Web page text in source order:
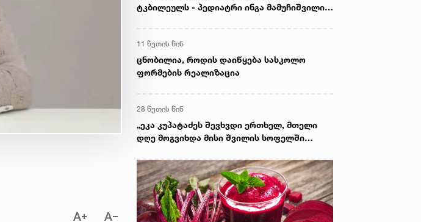
ტკბილეულს - პედიატრი ინგა მამუჩიშვილი
11 წუთის წინ
ცნობილია, როდის დაიწყება სასკოლო
ფორმების რეალიზაცია
28 წუთის წინ
„ეკა კუპატაძეს შევხვდი ერთხელ, მთელი
დღე მოგვიხდა მისი შვილის სოფელში
გიორგი კეკელიძე გიგა ავალიანის დედაზე
წერს